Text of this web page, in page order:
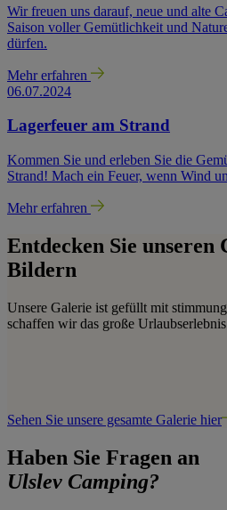
Wir freuen uns darauf, neue und alte
Saison voller Gemütlichkeit und
dürfen.
Mehr erfahren
06.07.2024
Lagerfeuer am Strand
Kommen Sie und erleben Sie die
Strand! Mach ein Feuer, wenn Wind
Mehr erfahren
Entdecken Sie unseren
Bildern
Unsere Galerie ist gefüllt mit
schaffen wir das große
Sehen Sie unsere gesamte Galerie hier
Haben Sie Fragen an
Ulslev Camping?